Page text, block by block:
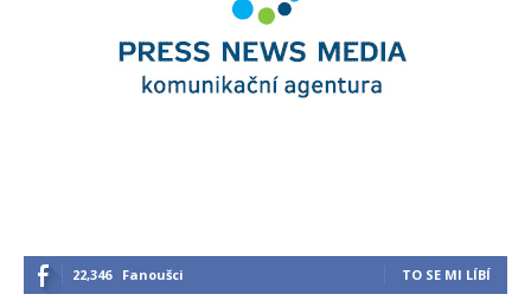
22,346 Fanoušci TO SE MI LÍBÍ